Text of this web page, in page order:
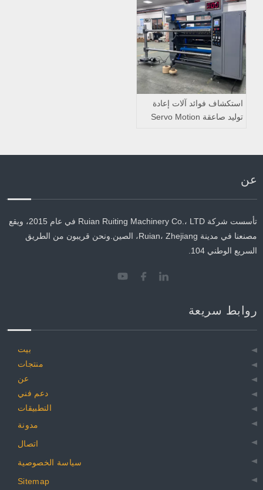
استكشاف فوائد آلات إعادة
توليد صاعقة Servo Motion
عن
تأسست شركة Ruian Ruiting Machinery Co.، LTD في عام 2015، ويقع
مصنعنا في مدينة Ruian، Zhejiang، الصين.ونحن قريبون من الطريق
السريع الوطني 104.
روابط سريعة
بيت
منتجات
عن
دعم فني
التطبيقات
مدونة
اتصال
سياسة الخصوصية
Sitemap